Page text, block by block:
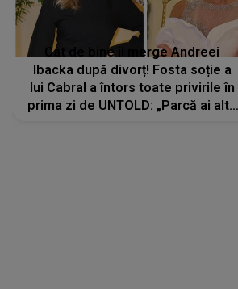
Cât de bine îi merge Andreei
Ibacka după divorț! Fosta soție a
lui Cabral a întors toate privirile în
prima zi de UNTOLD: „Parcă ai altă